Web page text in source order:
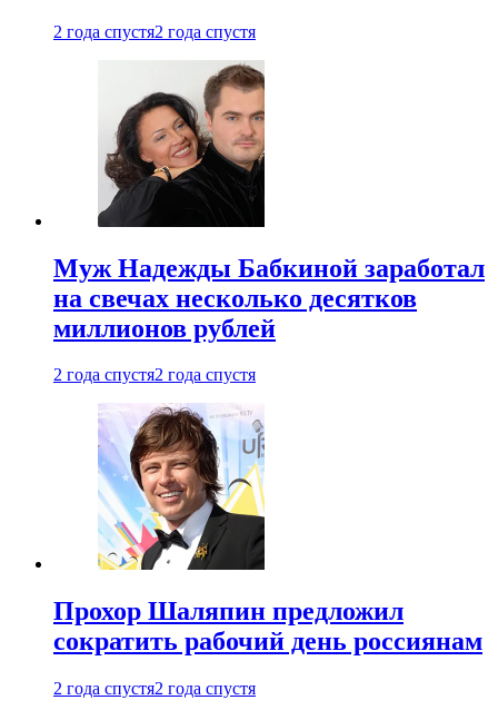
2 года спустя2 года спустя
Муж Надежды Бабкиной заработал
на свечах несколько десятков
миллионов рублей
2 года спустя2 года спустя
Прохор Шаляпин предложил
сократить рабочий день россиянам
2 года спустя2 года спустя